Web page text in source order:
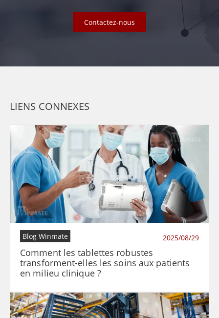
Contactez-nous
LIENS CONNEXES
Blog Winmate 2025/08/29
Comment les tablettes robustes
transforment-elles les soins aux patients
en milieu clinique ?